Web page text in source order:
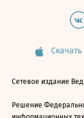
Сетевое издание
Решение